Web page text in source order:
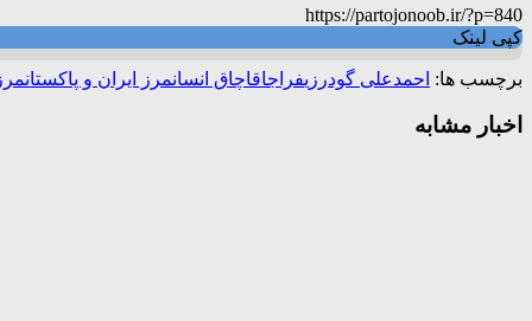
https://partojonoob.ir/?p=840
کپی لینک
برچسب ها: احمدعلی گودرزیفراجاقاچاق انسانمرز ایران و پاکستان
اخبار مشابه